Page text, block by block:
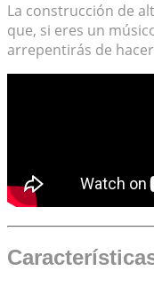
La construcción de
que, si eres un
arrepentirás de